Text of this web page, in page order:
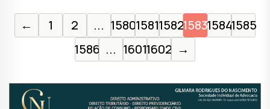
← 1 2 ... 158015811582158315841585
1586 ... 16011602 →